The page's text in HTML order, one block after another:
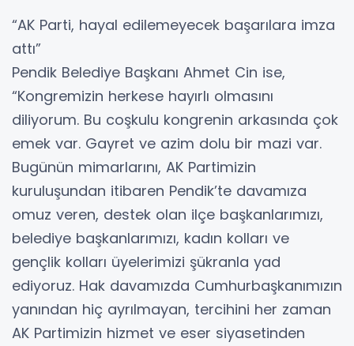
“AK Parti, hayal edilemeyecek başarılara imza
attı”
Pendik Belediye Başkanı Ahmet Cin ise,
“Kongremizin herkese hayırlı olmasını
diliyorum. Bu coşkulu kongrenin arkasında çok
emek var. Gayret ve azim dolu bir mazi var.
Bugünün mimarlarını, AK Partimizin
kuruluşundan itibaren Pendik’te davamıza
omuz veren, destek olan ilçe başkanlarımızı,
belediye başkanlarımızı, kadın kolları ve
gençlik kolları üyelerimizi şükranla yad
ediyoruz. Hak davamızda Cumhurbaşkanımızın
yanından hiç ayrılmayan, tercihini her zaman
AK Partimizin hizmet ve eser siyasetinden